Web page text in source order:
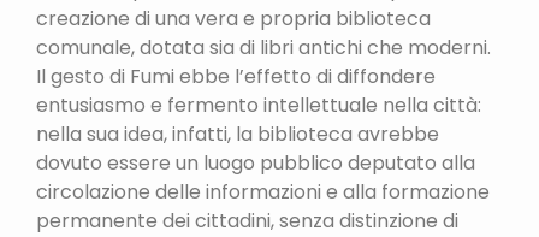
creazione di una vera e propria biblioteca
comunale, dotata sia di libri antichi che moderni.
Il gesto di Fumi ebbe l’effetto di diffondere
entusiasmo e fermento intellettuale nella città:
nella sua idea, infatti, la biblioteca avrebbe
dovuto essere un luogo pubblico deputato alla
circolazione delle informazioni e alla formazione
permanente dei cittadini, senza distinzione di